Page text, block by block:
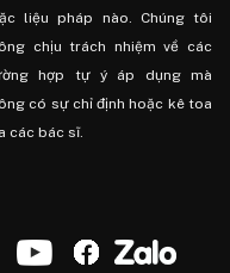
liệu pháp nào. Chúng tôi
chịu trách nhiệm về các
hợp tự ý áp dụng mà
có sự chỉ định hoặc kê toa
các bác sĩ.